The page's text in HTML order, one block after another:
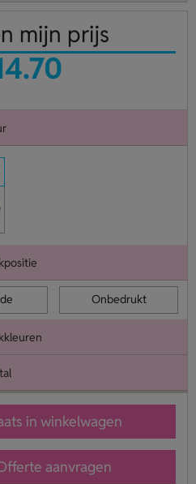
mijn prijs
Onbedrukt
in winkelwagen
aanvragen